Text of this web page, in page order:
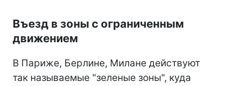
Въезд в зоны с ограниченным
движением
В Париже, Берлине, Милане действуют
так называемые "зеленые зоны", куда